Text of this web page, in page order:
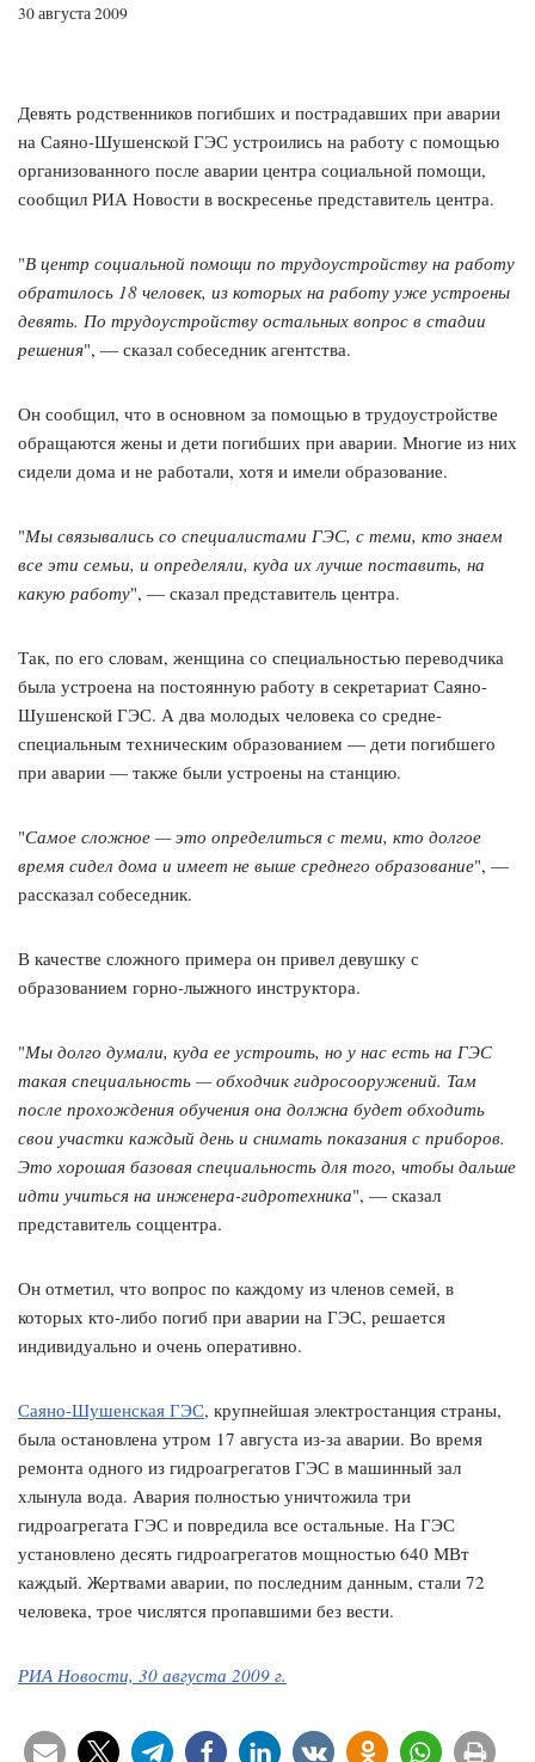
30 августа 2009
Девять родственников погибших и пострадавших при аварии
на Саяно-Шушенской ГЭС устроились на работу с помощью
организованного после аварии центра социальной помощи,
сообщил РИА Новости в воскресенье представитель центра.
"В центр социальной помощи по трудоустройству на работу
обратилось 18 человек, из которых на работу уже устроены
девять. По трудоустройству остальных вопрос в стадии
решения", — сказал собеседник агентства.
Он сообщил, что в основном за помощью в трудоустройстве
обращаются жены и дети погибших при аварии. Многие из них
сидели дома и не работали, хотя и имели образование.
"Мы связывались со специалистами ГЭС, с теми, кто знаем
все эти семьи, и определяли, куда их лучше поставить, на
какую работу", — сказал представитель центра.
Так, по его словам, женщина со специальностью переводчика
была устроена на постоянную работу в секретариат Саяно-
Шушенской ГЭС. А два молодых человека со средне-
специальным техническим образованием — дети погибшего
при аварии — также были устроены на станцию.
"Самое сложное — это определиться с теми, кто долгое
время сидел дома и имеет не выше среднего образование", —
рассказал собеседник.
В качестве сложного примера он привел девушку с
образованием горно-лыжного инструктора.
"Мы долго думали, куда ее устроить, но у нас есть на ГЭС
такая специальность — обходчик гидросооружений. Там
после прохождения обучения она должна будет обходить
свои участки каждый день и снимать показания с приборов.
Это хорошая базовая специальность для того, чтобы дальше
идти учиться на инженера-гидротехника", — сказал
представитель соццентра.
Он отметил, что вопрос по каждому из членов семей, в
которых кто-либо погиб при аварии на ГЭС, решается
индивидуально и очень оперативно.
Саяно-Шушенская ГЭС, крупнейшая электростанция страны,
была остановлена утром 17 августа из-за аварии. Во время
ремонта одного из гидроагрегатов ГЭС в машинный зал
хлынула вода. Авария полностью уничтожила три
гидроагрегата ГЭС и повредила все остальные. На ГЭС
установлено десять гидроагрегатов мощностью 640 МВт
каждый. Жертвами аварии, по последним данным, стали 72
человека, трое числятся пропавшими без вести.
РИА Новости, 30 августа 2009 г.